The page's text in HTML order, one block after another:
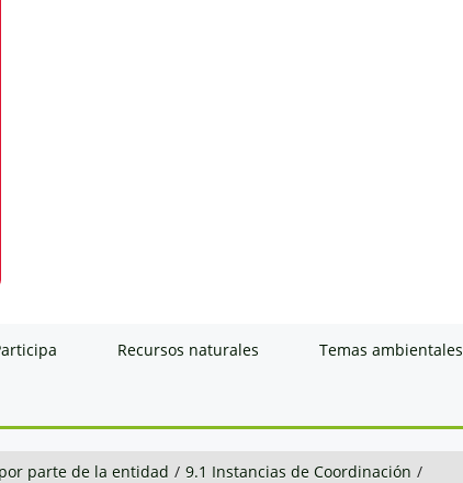
Recursos naturales Temas ambientales
parte de la entidad / 9.1 Instancias de Coordinación /